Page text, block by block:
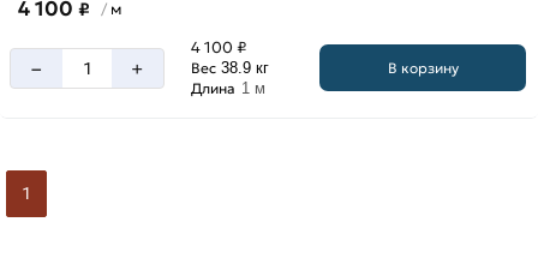
мм
полки
4 100 ₽ / м
– +
4 100 ₽
Вес 38.9 кг
Длина 1 м
В корзину
1